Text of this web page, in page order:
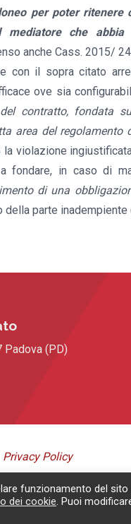
per poter ritenere
che
anche Cass. 2015/
con il sopra citato
ove sia
contratto, fondata
area del
la violazione
fondare, in caso di
di una
parte inadempiente
Padova (PD)
Privacy Policy
funzionamento del sito
dei cookie. Puoi